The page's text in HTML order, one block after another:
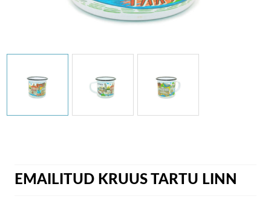
EMAILITUD KRUUS TARTU LINN